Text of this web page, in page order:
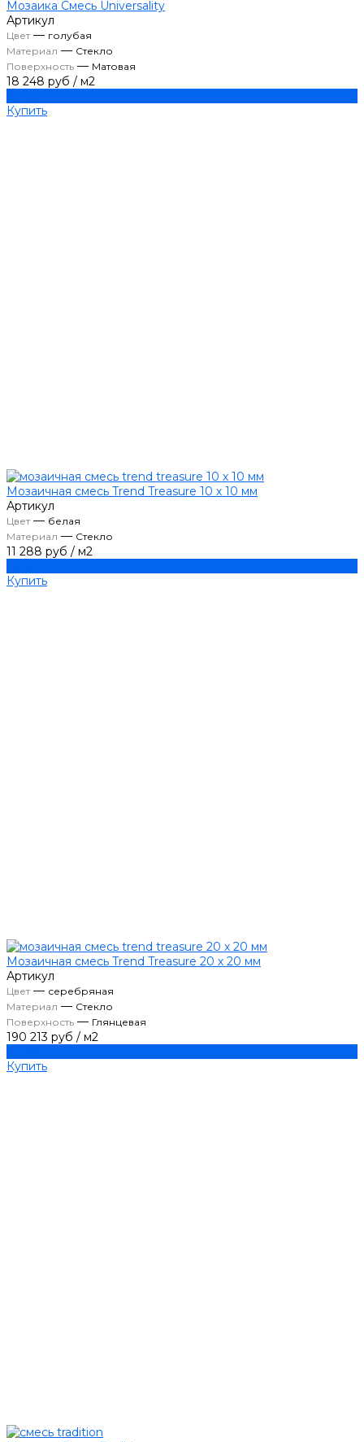
Мозаика Смесь Universality
Артикул
Цвет— голубая
Материал — Стекло
Поверхность — Матовая
18 248 руб / м2
Купить
Мозаичная смесь Trend Treasure 10 х 10 мм
Артикул
Цвет— белая
Материал — Стекло
11 288 руб / м2
Купить
Мозаичная смесь Trend Treasure 20 х 20 мм
Артикул
Цвет— серебряная
Материал — Стекло
Поверхность — Глянцевая
190 213 руб / м2
Купить